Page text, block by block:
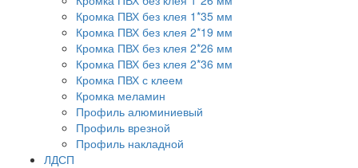
Кромка ПВХ без клея 1*35 мм
Кромка ПВХ без клея 2*19 мм
Кромка ПВХ без клея 2*26 мм
Кромка ПВХ без клея 2*36 мм
Кромка ПВХ с клеем
Кромка меламин
Профиль алюминиевый
Профиль врезной
Профиль накладной
ЛДСП